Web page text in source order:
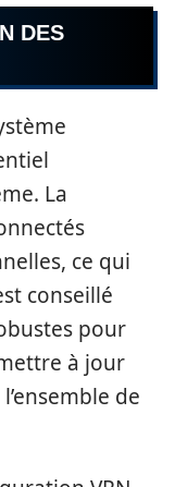
DES
La
ce qui
conseillé
pour
à jour
de